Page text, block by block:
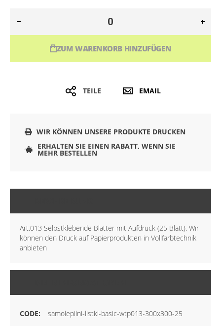
ZUM WARENKORB HINZUFÜGEN
TEILE EMAIL
WIR KÖNNEN UNSERE PRODUKTE DRUCKEN
ERHALTEN SIE EINEN RABATT, WENN SIE
MEHR BESTELLEN
Art.013 Selbstklebende Blätter mit Aufdruck (25 Blatt). Wir
können den Druck auf Papierprodukten in Vollfarbtechnik
anbieten
samolepilni-listki-basic-wtp013-300x300-25